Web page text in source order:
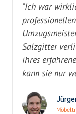
"Ich war
Salzgitter
ihres
kann sie nur